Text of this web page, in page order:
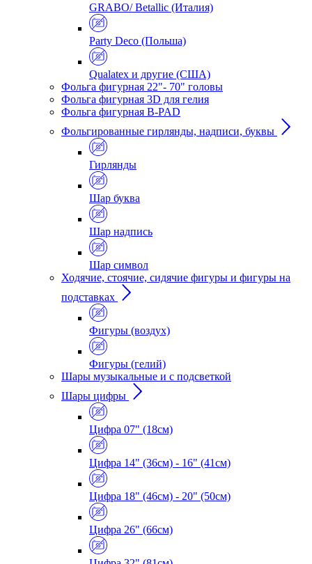
GRABO/ Betallic (Италия)
Party Deco (Польша)
Qualatex и другие (США)
Фольга фигурная 22"- 70" головы
Фольга фигурная 3D для гелия
Фольга фигурная B-PAD
Фольгированные гирлянды, надписи, буквы
Гирлянды
Шар буква
Шар надпись
Шар символ
Ходячие, стоячие, сидячие фигуры и фигуры на
подставках
Фигуры (воздух)
Фигуры (гелий)
Шары музыкальные и с подсветкой
Шары цифры
Цифра 07" (18см)
Цифра 14" (36см) - 16" (41см)
Цифра 18" (46см) - 20" (50см)
Цифра 26" (66см)